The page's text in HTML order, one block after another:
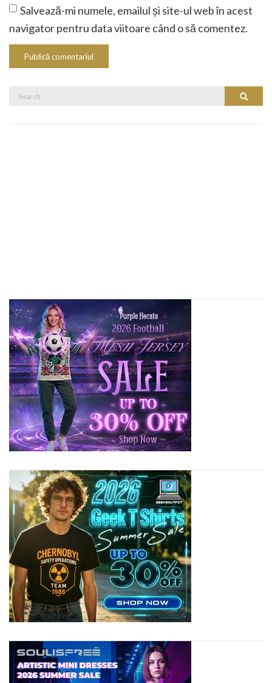
Salvează-mi numele, emailul și site-ul web în acest
navigator pentru data viitoare când o să comentez.
Search